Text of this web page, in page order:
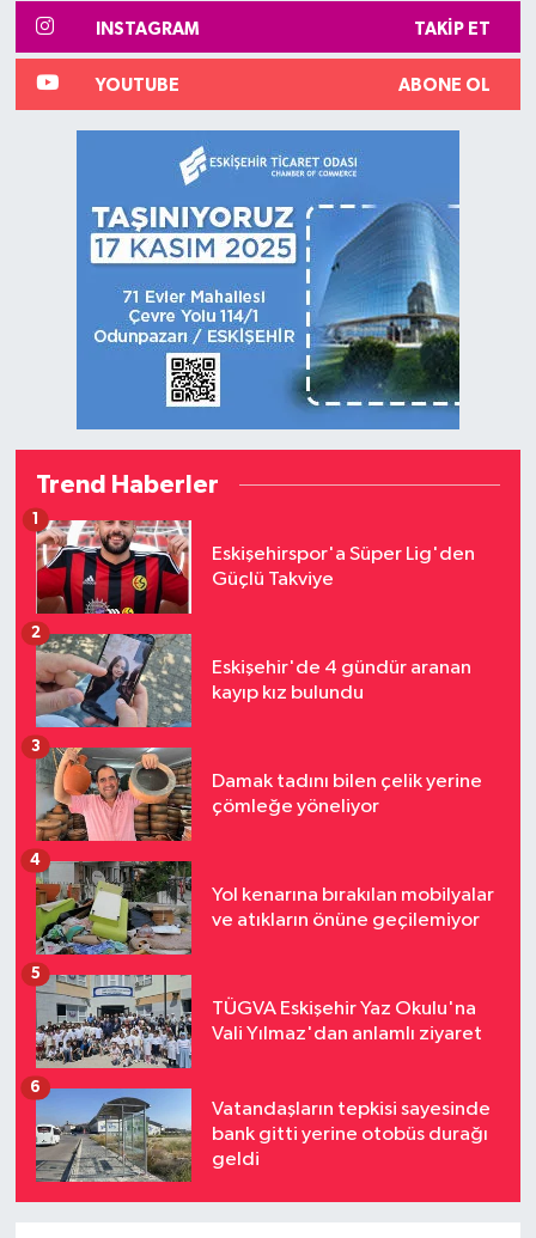
INSTAGRAM TAKIP ET
YOUTUBE ABONE OL
Trend Haberler
Eskişehirspor'a Süper Lig'den
Güçlü Takviye
1
Eskişehir'de 4 gündür aranan
kayıp kız bulundu
2
Damak tadını bilen çelik yerine
çömleğe yöneliyor
3
Yol kenarına bırakılan mobilyalar
ve atıkların önüne geçilemiyor
4
TÜGVA Eskişehir Yaz Okulu'na
Vali Yılmaz'dan anlamlı ziyaret
5
Vatandaşların tepkisi sayesinde
bank gitti yerine otobüs durağı
geldi
6